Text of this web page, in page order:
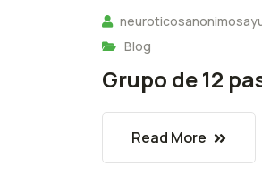
Blog
Grupo de 12
Read More